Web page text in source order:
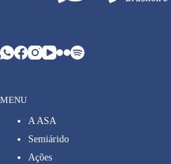
MENU
A ASA
Semiárido
Ações